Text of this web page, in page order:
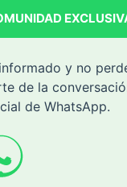
del Cauca,
y no
de la
de WhatsApp.